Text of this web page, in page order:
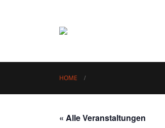
HOME
« Alle Veranstaltungen